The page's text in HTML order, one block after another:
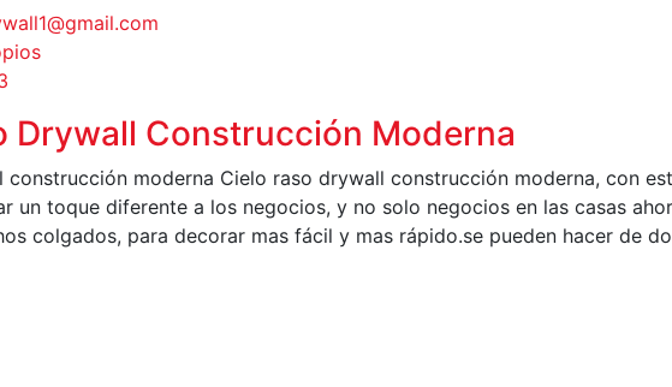
Drywall Construcción Moderna
construcción moderna Cielo raso drywall construcción moderna, con
un toque diferente a los negocios, y no solo negocios en las casas
colgados, para decorar mas fácil y mas rápido.se pueden hacer de